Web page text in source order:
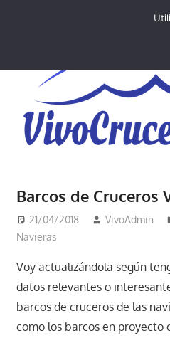
cruceros
y,
como
vivo,
los
cuento
Barcos de Cruceros
21/04/2018 VivoAdmin
Navieras
Voy actualizándola según
datos relevantes o
barcos de cruceros de las
como los barcos en proyecto